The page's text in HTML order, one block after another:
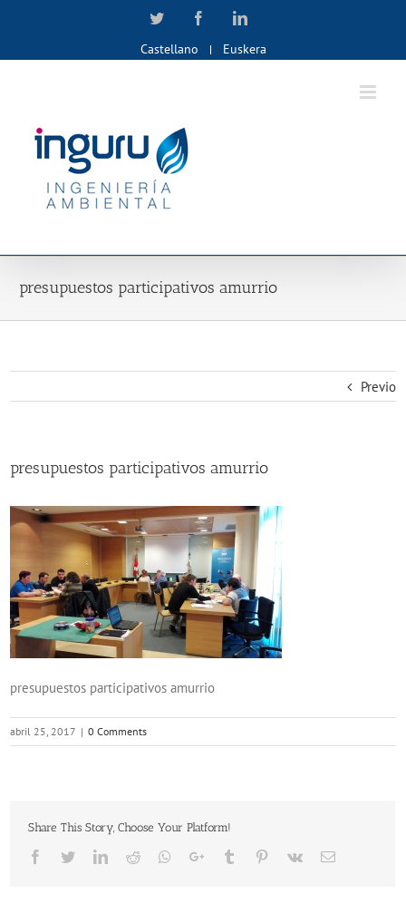
content
Twitter FacebookLinkedIn
Castellano Euskera
presupuestos participativos amurrio
Previo
presupuestos participativos amurrio
presupuestos participativos amurrio
abril 25, 2017 | 0 Comments
Share This Story, Choose Your Platform!
Facebook
TwitterLinkedIn
Reddit Whatsapp
Google+Tumblr Pinterest
Vk Email